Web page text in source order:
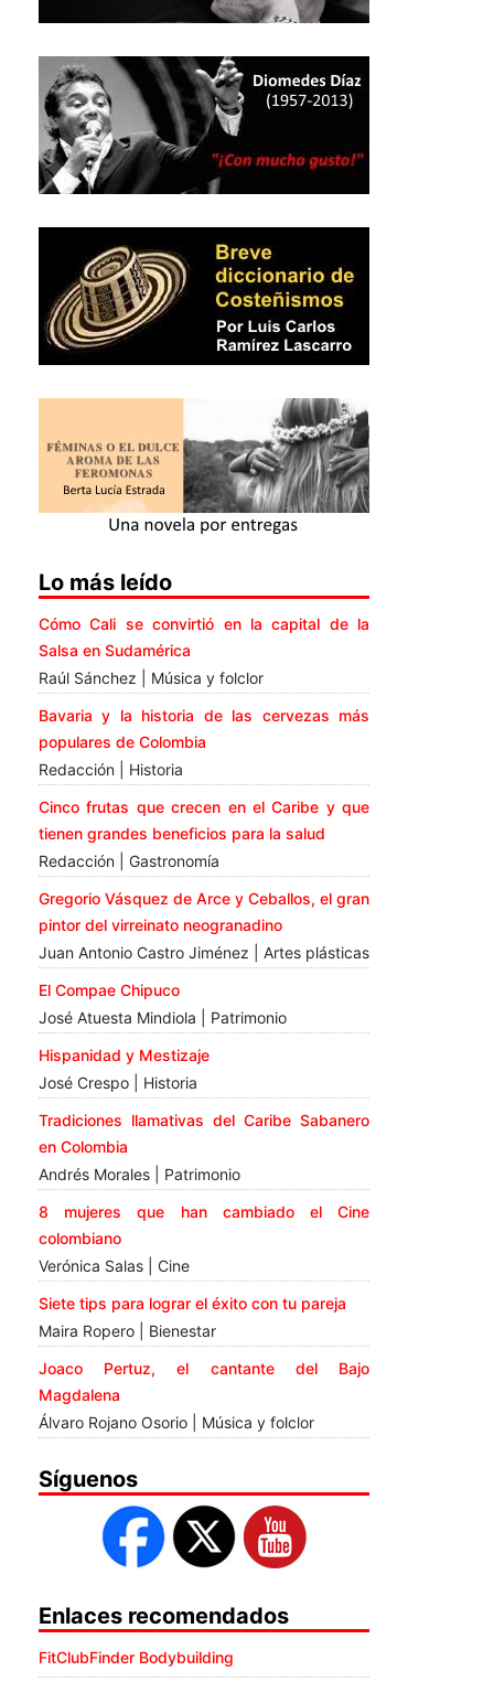
Lo más leído
Cómo Cali se convirtió en la capital de la
Salsa en Sudamérica
Raúl Sánchez | Música y folclor
Bavaria y la historia de las cervezas más
populares de Colombia
Redacción | Historia
Cinco frutas que crecen en el Caribe y que
tienen grandes beneficios para la salud
Redacción | Gastronomía
Gregorio Vásquez de Arce y Ceballos, el gran
pintor del virreinato neogranadino
Juan Antonio Castro Jiménez | Artes plásticas
El Compae Chipuco
José Atuesta Mindiola | Patrimonio
Hispanidad y Mestizaje
José Crespo | Historia
Tradiciones llamativas del Caribe Sabanero
en Colombia
Andrés Morales | Patrimonio
8 mujeres que han cambiado el Cine
colombiano
Verónica Salas | Cine
Siete tips para lograr el éxito con tu pareja
Maira Ropero | Bienestar
Joaco Pertuz, el cantante del Bajo
Magdalena
Álvaro Rojano Osorio | Música y folclor
Síguenos
Enlaces recomendados
FitClubFinder Bodybuilding